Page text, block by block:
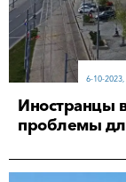
6-10-2023,
Иностранцы
проблемы